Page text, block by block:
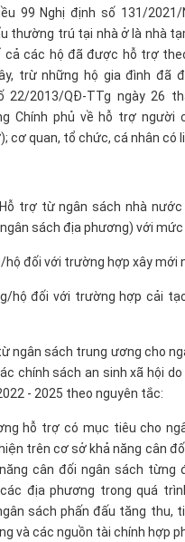
99 Nghị định số 131/2021/
thường trú tại nhà ở là nhà
cả các hộ đã được hỗ trợ
trừ những hộ gia đình đã
22/2013/QĐ-TTg ngày 26
Chính phủ về hỗ trợ người
cơ quan, tổ chức, cá nhân có
trợ từ ngân sách nhà nước
sách địa phương) với mức
đối với trường hợp xây mới
hộ đối với trường hợp cải
ngân sách trung ương cho
chính sách an sinh xã hội
- 2025 theo nguyên tắc:
hỗ trợ có mục tiêu cho
trên cơ sở khả năng cân
cân đối ngân sách từng
địa phương trong quá
sách phấn đấu tăng thu,
và các nguồn tài chính hợp